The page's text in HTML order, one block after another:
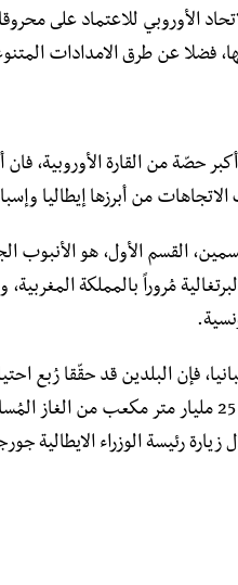
الأوروبي للاعتماد على
فضلا عن طرق الامدادات
حصّة من القارة الأوروبية، فان
من أبرزها إيطاليا
القسم الأول، هو الأنبوب
مُروراً بالمملكة المغربية،
فإن البلدين قد حقّقا رُبع
بمجموع 25 مليار متر مكعب من الغاز
رئيسة الوزراء الايطالية